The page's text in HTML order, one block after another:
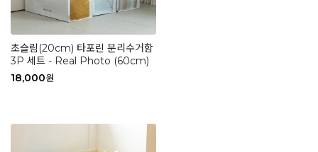
초슬림(20cm) 타포린 분리수거함
3P 세트 - Real Photo (60cm)
18,000원